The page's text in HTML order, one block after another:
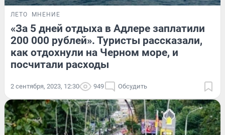
ЛЕТО МНЕНИЕ
«За 5 дней отдыха в Адлере заплатили
200 000 рублей». Туристы рассказали,
как отдохнули на Черном море, и
посчитали расходы
2 сентября, 2023, 12:30 949 Обсудить